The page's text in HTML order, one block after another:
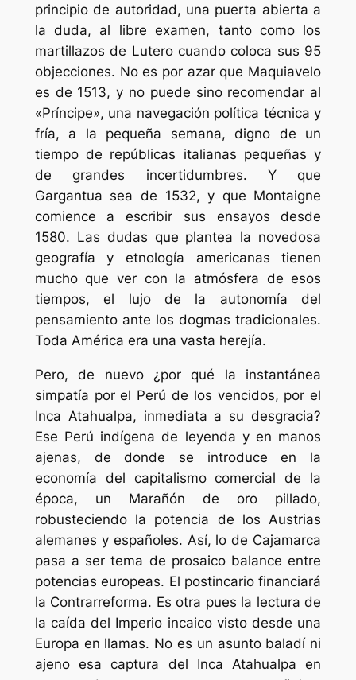
principio de autoridad, una puerta abierta a
la duda, al libre examen, tanto como los
martillazos de Lutero cuando coloca sus 95
objecciones. No es por azar que Maquiavelo
es de 1513, y no puede sino recomendar al
«Príncipe», una navegación política técnica y
fría, a la pequeña semana, digno de un
tiempo de repúblicas italianas pequeñas y
de grandes incertidumbres. Y que
Gargantua sea de 1532, y que Montaigne
comience a escribir sus ensayos desde
1580. Las dudas que plantea la novedosa
geografía y etnología americanas tienen
mucho que ver con la atmósfera de esos
tiempos, el lujo de la autonomía del
pensamiento ante los dogmas tradicionales.
Toda América era una vasta herejía.
Pero, de nuevo ¿por qué la instantánea
simpatía por el Perú de los vencidos, por el
Inca Atahualpa, inmediata a su desgracia?
Ese Perú indígena de leyenda y en manos
ajenas, de donde se introduce en la
economía del capitalismo comercial de la
época, un Marañón de oro pillado,
robusteciendo la potencia de los Austrias
alemanes y españoles. Así, lo de Cajamarca
pasa a ser tema de prosaico balance entre
potencias europeas. El postincario financiará
la Contrarreforma. Es otra pues la lectura de
la caída del Imperio incaico visto desde una
Europa en llamas. No es un asunto baladí ni
ajeno esa captura del Inca Atahualpa en